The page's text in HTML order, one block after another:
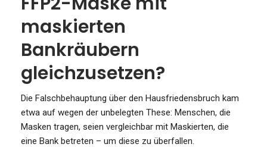
maskierten
Bankräubern
gleichzusetzen?
Die Falschbehauptung über den Hausfriedensbruch kam
etwa auf wegen der unbelegten These: Menschen, die
Masken tragen, seien vergleichbar mit Maskierten, die
eine Bank betreten – um diese zu überfallen.